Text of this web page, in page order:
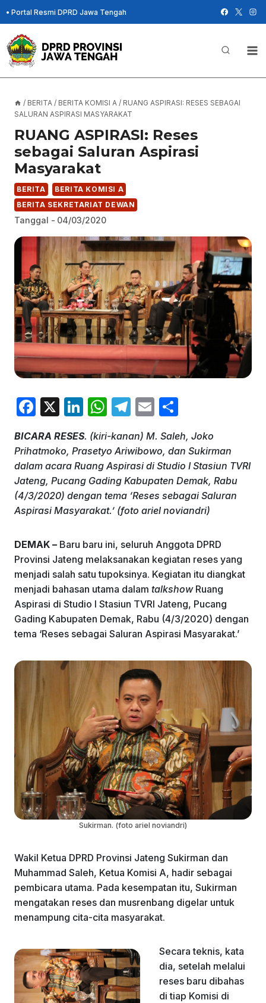
Skip
to
content
• Portal Resmi DPRD Jawa Tengah
/ BERITA / BERITA KOMISI A / RUANG ASPIRASI: RESES SEBAGAI
SALURAN ASPIRASI MASYARAKAT
RUANG ASPIRASI: Reses
sebagai Saluran Aspirasi
Masyarakat
BERITA
BERITA KOMISI A
BERITA SEKRETARIAT DEWAN
Tanggal - 04/03/2020
F
c
e
b
o
o
k
X
Li
n
k
e
dI
n
W
at
s
A
p
p
T
el
e
gr
a
m
E
ai
l
ar
e
BICARA RESES. (kiri-kanan) M. Saleh, Joko
Prihatmoko, Prasetyo Ariwibowo, dan Sukirman
dalam acara Ruang Aspirasi di Studio I Stasiun TVRI
Jateng, Pucang Gading Kabupaten Demak, Rabu
(4/3/2020) dengan tema ‘Reses sebagai Saluran
Aspirasi Masyarakat.’ (foto ariel noviandri)
DEMAK – Baru baru ini, seluruh Anggota DPRD
Provinsi Jateng melaksanakan kegiatan reses yang
menjadi salah satu tupoksinya. Kegiatan itu diangkat
menjadi bahasan utama dalam talkshowRuang
Aspirasi di Studio I Stasiun TVRI Jateng, Pucang
Gading Kabupaten Demak, Rabu (4/3/2020) dengan
tema ‘Reses sebagai Saluran Aspirasi Masyarakat.’
Sukirman. (foto ariel noviandri)
Wakil Ketua DPRD Provinsi Jateng Sukirman dan
Muhammad Saleh, Ketua Komisi A, hadir sebagai
pembicara utama. Pada kesempatan itu, Sukirman
mengatakan reses dan musrenbang digelar untuk
menampung cita-cita masyarakat.
Secara teknis, kata
dia, setelah melalui
reses baru dibahas
di tiap Komisi di